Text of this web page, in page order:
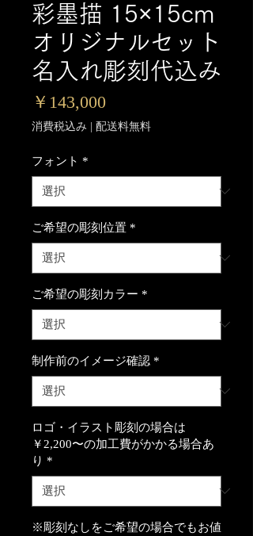
彩墨描 15×15cm
オリジナルセット
名入れ彫刻代込み
￥143,000価
格
消費税込み | 配送料無料
フォント *
ご希望の彫刻位置 *
ご希望の彫刻カラー *
制作前のイメージ確認 *
ロゴ・イラスト彫刻の場合は
￥2,200〜の加工費がかかる場合あ
り *
※彫刻なしをご希望の場合でもお値